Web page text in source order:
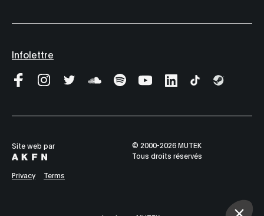
Infolettre
Site web par
© 2000-2026 MUTEK
Tous droits réservés
Privacy Terms